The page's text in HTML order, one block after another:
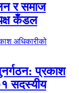
र समाज
कँडल
प्रकाश
सदस्यीय